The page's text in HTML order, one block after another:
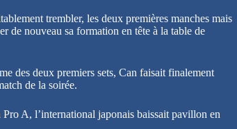
trembler, les deux premières manches mais
de nouveau sa formation en tête à la table de
des deux premiers sets, Can faisait finalement
de la soirée.
A, l’international japonais baissait pavillon en